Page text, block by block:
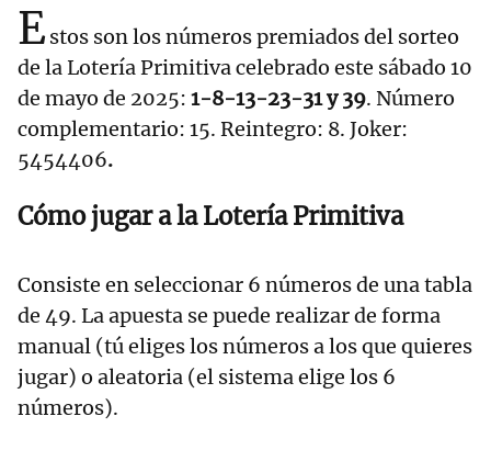
Estos son los números premiados del sorteo
de la Lotería Primitiva celebrado este sábado 10
de mayo de 2025: 1-8-13-23-31 y 39. Número
complementario: 15. Reintegro: 8. Joker:
5454406.
Cómo jugar a la Lotería Primitiva
Consiste en seleccionar 6 números de una tabla
de 49. La apuesta se puede realizar de forma
manual (tú eliges los números a los que quieres
jugar) o aleatoria (el sistema elige los 6
números).